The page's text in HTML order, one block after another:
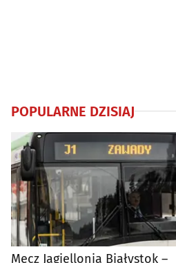
POPULARNE DZISIAJ
Mecz Jagiellonia Białystok –